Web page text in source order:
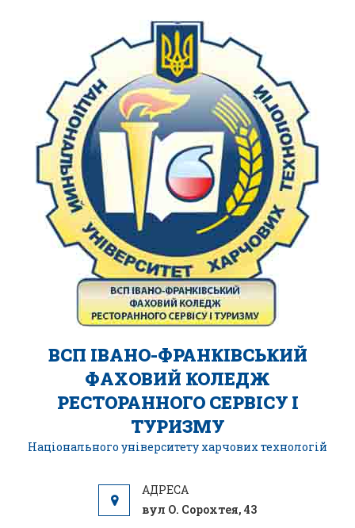
ВСП ІВАНО-ФРАНКІВСЬКИЙ
ФАХОВИЙ КОЛЕДЖ
РЕСТОРАННОГО СЕРВІСУ І
ТУРИЗМУ
Національного університету харчових технологій
вул О. Сорохтея, 43